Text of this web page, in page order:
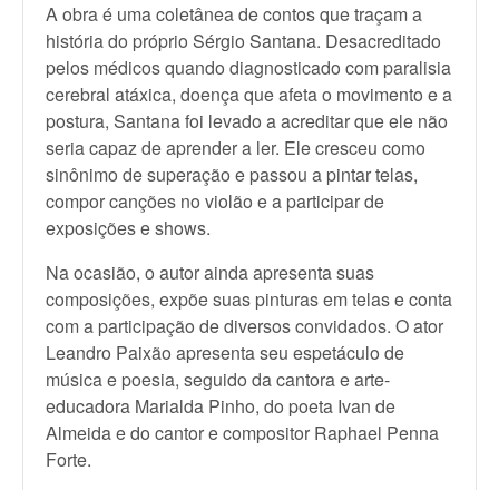
A obra é uma coletânea de contos que traçam a
história do próprio Sérgio Santana. Desacreditado
pelos médicos quando diagnosticado com paralisia
cerebral atáxica, doença que afeta o movimento e a
postura, Santana foi levado a acreditar que ele não
seria capaz de aprender a ler. Ele cresceu como
sinônimo de superação e passou a pintar telas,
compor canções no violão e a participar de
exposições e shows.
Na ocasião, o autor ainda apresenta suas
composições, expõe suas pinturas em telas e conta
com a participação de diversos convidados. O ator
Leandro Paixão apresenta seu espetáculo de
música e poesia, seguido da cantora e arte-
educadora Marialda Pinho, do poeta Ivan de
Almeida e do cantor e compositor Raphael Penna
Forte.